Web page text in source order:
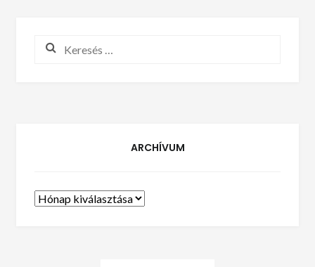
Keresés:
ARCHÍVUM
Archívum